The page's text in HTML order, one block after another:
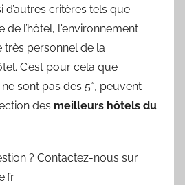
d’autres critères tels que
de l’hôtel, l'environnement
très personnel de la
C’est pour cela que
sont pas des 5*, peuvent
des meilleurs hôtels du
? Contactez-nous sur